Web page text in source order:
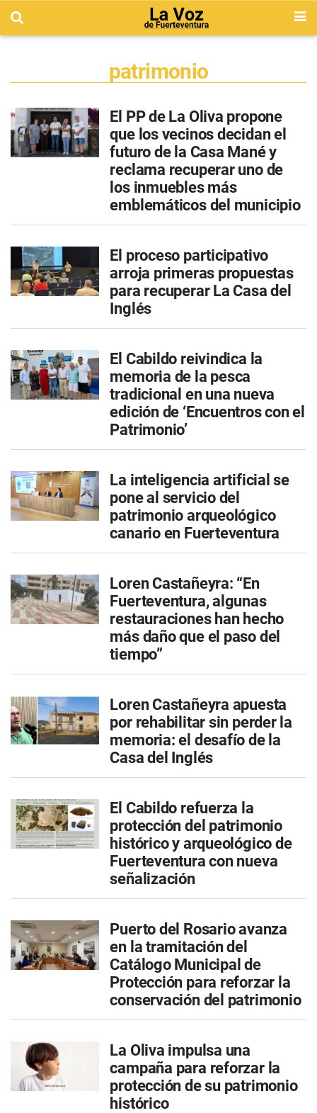
patrimonio
El PP de La Oliva propone
que los vecinos decidan el
futuro de la Casa Mané y
reclama recuperar uno de
los inmuebles más
emblemáticos del municipio
El proceso participativo
arroja primeras propuestas
para recuperar La Casa del
Inglés
El Cabildo reivindica la
memoria de la pesca
tradicional en una nueva
edición de ‘Encuentros con el
Patrimonio’
La inteligencia artificial se
pone al servicio del
patrimonio arqueológico
canario en Fuerteventura
Loren Castañeyra: “En
Fuerteventura, algunas
restauraciones han hecho
más daño que el paso del
tiempo”
Loren Castañeyra apuesta
por rehabilitar sin perder la
memoria: el desafío de la
Casa del Inglés
El Cabildo refuerza la
protección del patrimonio
histórico y arqueológico de
Fuerteventura con nueva
señalización
Puerto del Rosario avanza
en la tramitación del
Catálogo Municipal de
Protección para reforzar la
conservación del patrimonio
La Oliva impulsa una
campaña para reforzar la
protección de su patrimonio
histórico